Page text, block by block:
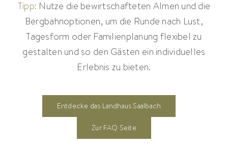
Tipp: Nutze die bewirtschafteten Almen und die
Bergbahnoptionen, um die Runde nach Lust,
Tagesform oder Familienplanung flexibel zu
gestalten und so den Gästen ein individuelles
Erlebnis zu bieten.
Entdecke das Landhaus Saalbach
Zur FAQ Seite